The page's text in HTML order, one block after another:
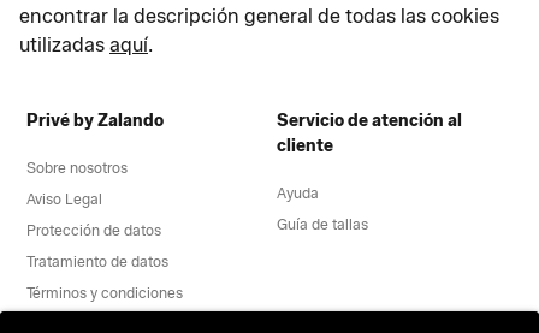
encontrar la descripción general de todas las cookies
utilizadas aquí.
Privé by Zalando
Sobre nosotros
Aviso Legal
Protección de datos
Tratamiento de datos
Términos y condiciones
Servicio de atención al
cliente
Ayuda
Guía de tallas